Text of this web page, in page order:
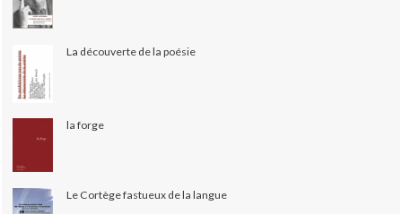
La découverte de la poésie
la forge
Le Cortège fastueux de la langue